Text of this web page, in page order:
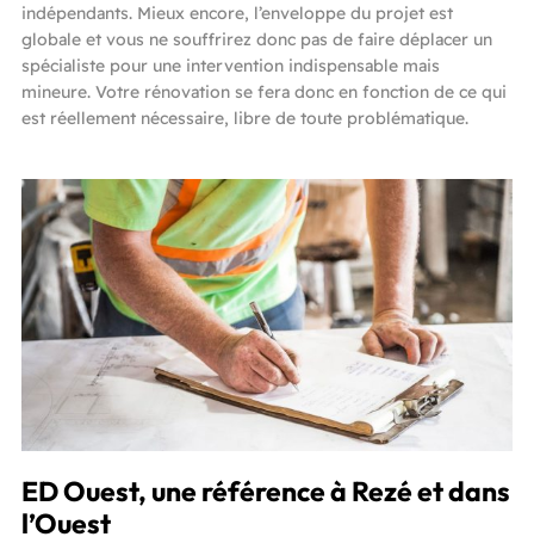
indépendants. Mieux encore, l’enveloppe du projet est
globale et vous ne souffrirez donc pas de faire déplacer un
spécialiste pour une intervention indispensable mais
mineure. Votre rénovation se fera donc en fonction de ce qui
est réellement nécessaire, libre de toute problématique.
ED Ouest, une référence à Rezé et dans
l’Ouest